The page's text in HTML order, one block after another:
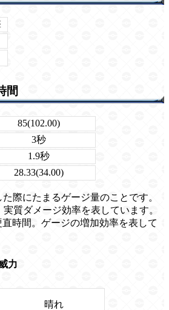
間
85(102.00)
3秒
1.9秒
28.33(34.00)
際にたまるゲージ量のことです。
質ダメージ効率を表しています。
時間。ゲージの増加効率を表して
力
晴れ